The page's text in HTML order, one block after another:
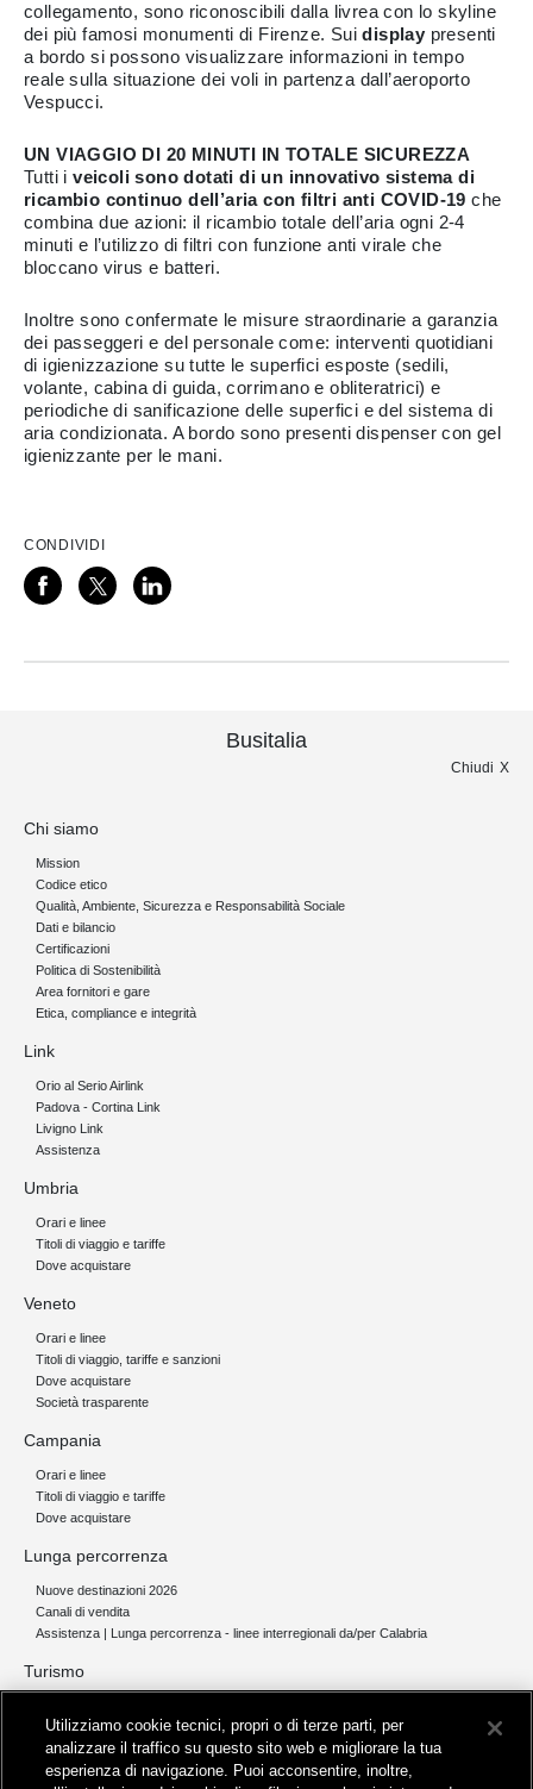
collegamento, sono riconoscibili dalla livrea con lo skyline
dei più famosi monumenti di Firenze. Suidisplay presenti
a bordo si possono visualizzare informazioni in tempo
reale sulla situazione dei voli in partenza dall’aeroporto
Vespucci.
UN VIAGGIO DI 20 MINUTI IN TOTALE SICUREZZA
Tutti iveicoli sono dotati di un innovativo sistema di
ricambio continuo dell’aria con filtri anti COVID-19 che
combina due azioni: il ricambio totale dell’aria ogni 2-4
minuti e l’utilizzo di filtri con funzione anti virale che
bloccano virus e batteri.
Inoltre sono confermate le misure straordinarie a garanzia
dei passeggeri e del personale come: interventi quotidiani
di igienizzazione su tutte le superfici esposte (sedili,
volante, cabina di guida, corrimano e obliteratrici) e
periodiche di sanificazione delle superfici e del sistema di
aria condizionata. A bordo sono presenti dispenser con gel
igienizzante per le mani.
CONDIVIDI
Busitalia
Chiudi
Chi siamo
Mission
Codice etico
Qualità, Ambiente, Sicurezza e Responsabilità Sociale
Dati e bilancio
Certificazioni
Politica di Sostenibilità
Area fornitori e gare
Etica, compliance e integrità
Link
Orio al Serio Airlink
Padova - Cortina Link
Livigno Link
Assistenza
Umbria
Orari e linee
Titoli di viaggio e tariffe
Dove acquistare
Veneto
Orari e linee
Titoli di viaggio, tariffe e sanzioni
Dove acquistare
Società trasparente
Campania
Orari e linee
Titoli di viaggio e tariffe
Dove acquistare
Lunga percorrenza
Nuove destinazioni 2026
Canali di vendita
Assistenza | Lunga percorrenza - linee interregionali da/per Calabria
Turismo
Servizi per aeroporti
Servizi di noleggio con conducente
Servizio di navigazione sul Lago Trasimeno
Utilizziamo cookie tecnici, propri o di terze parti, per
analizzare il traffico su questo sito web e migliorare la tua
esperienza di navigazione. Puoi acconsentire, inoltre,